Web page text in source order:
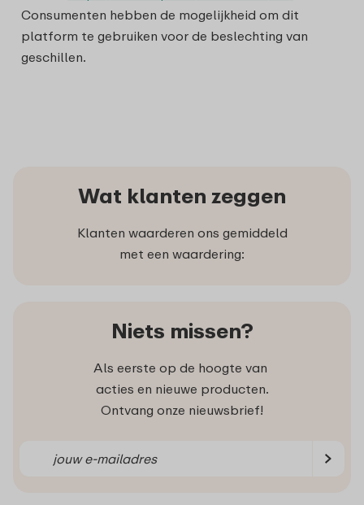
Consumenten hebben de mogelijkheid om dit
platform te gebruiken voor de beslechting van
geschillen.
Wat klanten zeggen
Klanten waarderen ons gemiddeld
met een waardering:
Niets missen?
Als eerste op de hoogte van
acties en nieuwe producten.
Ontvang onze nieuwsbrief!